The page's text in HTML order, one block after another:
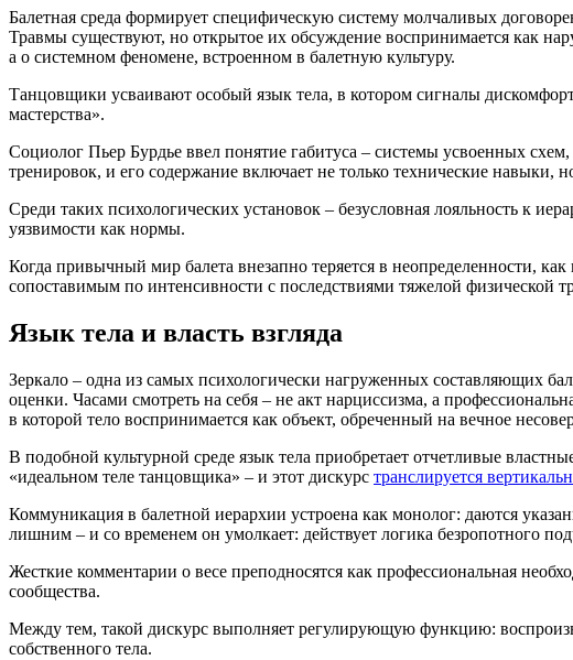
Балетная среда формирует специфическую систему молчаливых
Травмы существуют, но открытое их обсуждение воспринимается как
а о системном феномене, встроенном в балетную культуру.
Танцовщики усваивают особый язык тела, в котором сигналы
мастерства».
Социолог Пьер Бурдье ввел понятие габитуса – системы усвоенных
тренировок, и его содержание включает не только технические навыки,
Среди таких психологических установок – безусловная лояльность к
уязвимости как нормы.
Когда привычный мир балета внезапно теряется в неопределенности,
сопоставимым по интенсивности с последствиями тяжелой физической
Язык тела и власть взгляда
Зеркало – одна из самых психологически нагруженных составляющих
оценки. Часами смотреть на себя – не акт нарциссизма, а
в которой тело воспринимается как объект, обреченный на вечное
В подобной культурной среде язык тела приобретает отчетливые
«идеальном теле танцовщика» – и этот дискурс транслируется
Коммуникация в балетной иерархии устроена как монолог: даются
лишним – и со временем он умолкает: действует логика безропотного
Жесткие комментарии о весе преподносятся как профессиональная
сообщества.
Между тем, такой дискурс выполняет регулирующую функцию:
собственного тела.